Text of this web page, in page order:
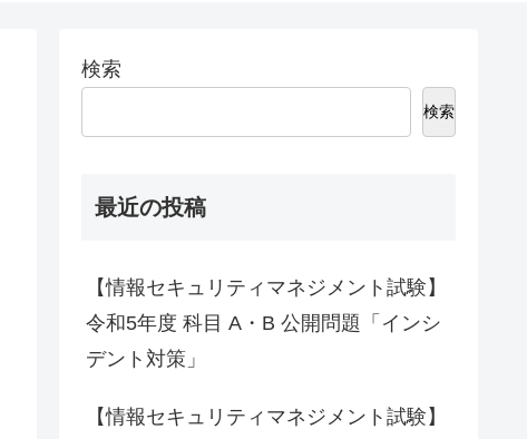
検索
検索
最近の投稿
【情報セキュリティマネジメント試験】
令和5年度 科目 A・B 公開問題「インシ
デント対策」
【情報セキュリティマネジメント試験】